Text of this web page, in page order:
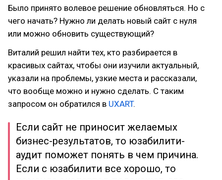
Было принято волевое решение обновляться. Но с
чего начать? Нужно ли делать новый сайт с нуля
или можно обновить существующий?
Виталий решил найти тех, кто разбирается в
красивых сайтах, чтобы они изучили актуальный,
указали на проблемы, узкие места и рассказали,
что вообще можно и нужно сделать. С таким
запросом он обратился в UXART.
Если сайт не приносит желаемых
бизнес-результатов, то юзабилити-
аудит поможет понять в чем причина.
Если с юзабилити все хорошо, то